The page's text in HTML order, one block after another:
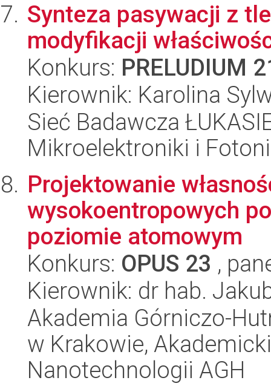
Synteza pasywacji z
modyfikacji
Konkurs: PRELUDIUM
Kierownik: Karolina
Sieć Badawcza
Mikroelektroniki i
Projektowanie
wysokoentropowych
poziomie atomowym
Konkurs: OPUS 23 ,
Kierownik: dr hab.
Akademia Górniczo-
w Krakowie,
Nanotechnologii AGH